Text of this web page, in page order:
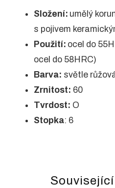
Složení: umělý
s pojivem
Použití: ocel do
ocel do 58HRC)
Barva: světle
Zrnitost: 60
Tvrdost: O
Stopka: 6